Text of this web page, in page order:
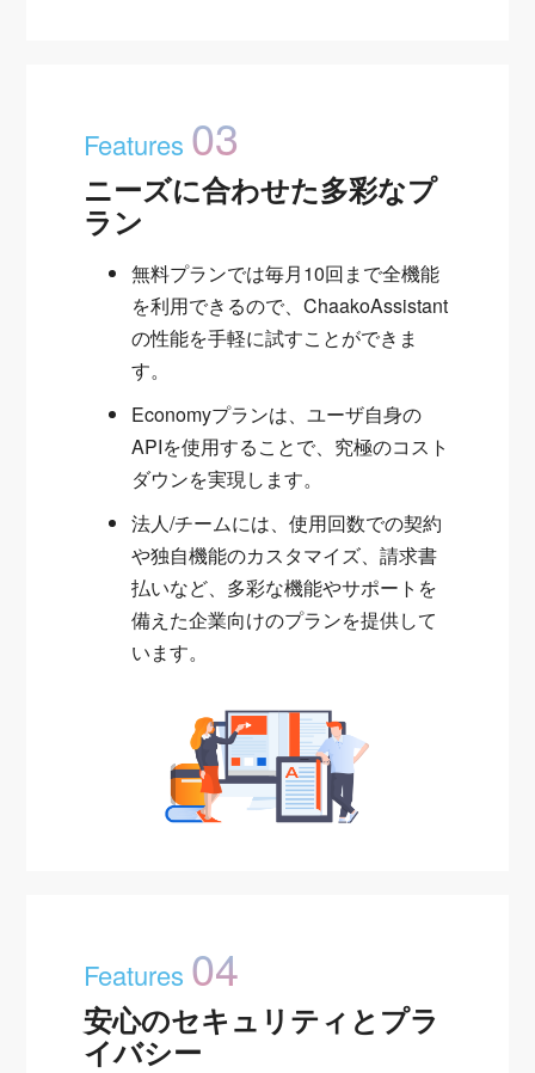
Features 03
ニーズに合わせた多彩なプ
ラン
無料プランでは毎月10回まで全機能
を利用できるので、ChaakoAssistant
の性能を手軽に試すことができま
す。
Economyプランは、ユーザ自身の
APIを使用することで、究極のコスト
ダウンを実現します。
法人/チームには、使用回数での契約
や独自機能のカスタマイズ、請求書
払いなど、多彩な機能やサポートを
備えた企業向けのプランを提供して
います。
Features 04
安心のセキュリティとプラ
イバシー